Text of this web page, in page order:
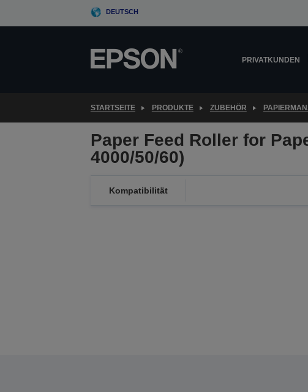
DEUTSCH
PRIVATKUNDEN
STARTSEITE PRODUKTE ZUBEHÖR
Paper Feed Roller for
4000/50/60)
Kompatibilität